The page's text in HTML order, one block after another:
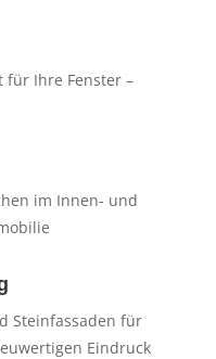
für Ihre Fenster –
im Innen- und
Steinfassaden für
Eindruck